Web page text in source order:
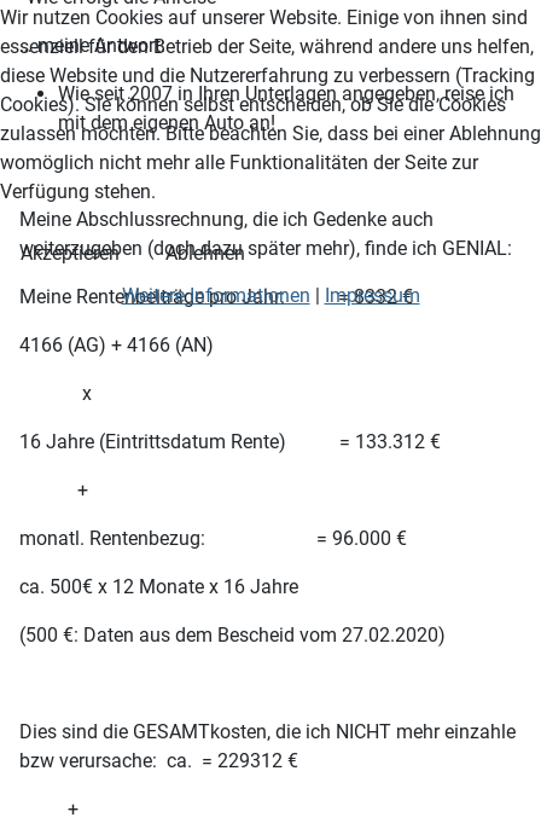
… meine Antwort:
Wie seit 2007 in Ihren Unterlagen angegeben, reise ich
mit dem eigenen Auto an!
Meine Abschlussrechnung, die ich Gedenke auch
weiterzugeben (doch dazu später mehr), finde ich GENIAL:
Meine Rentenbeiträge pro Jahr: = 8332 €
4166 (AG) + 4166 (AN)
x
16 Jahre (Eintrittsdatum Rente) = 133.312 €
+
monatl. Rentenbezug: = 96.000 €
ca. 500€ x 12 Monate x 16 Jahre
(500 €: Daten aus dem Bescheid vom 27.02.2020)
Dies sind die GESAMTkosten, die ich NICHT mehr einzahle
bzw verursache: ca. = 229312 €
+
Wir nutzen Cookies auf unserer Website. Einige von ihnen sind
essenziell für den Betrieb der Seite, während andere uns helfen,
diese Website und die Nutzererfahrung zu verbessern (Tracking
Cookies). Sie können selbst entscheiden, ob Sie die Cookies
zulassen möchten. Bitte beachten Sie, dass bei einer Ablehnung
womöglich nicht mehr alle Funktionalitäten der Seite zur
Verfügung stehen.
Akzeptieren
Ablehnen
Weitere Informationen | Impressum